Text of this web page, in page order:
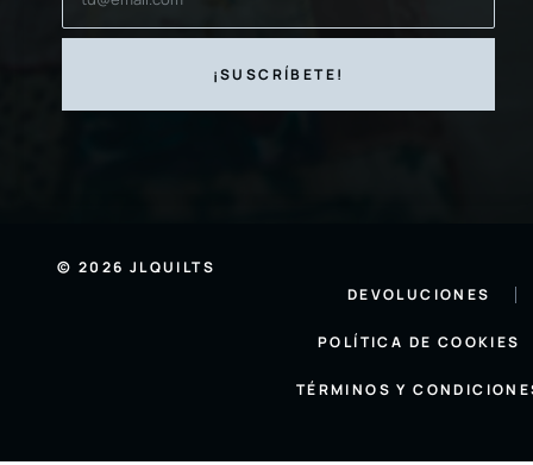
© 2026 JLQUILTS
DEVOLUCIONES
POLÍTICA DE COOKIES
TÉRMINOS Y